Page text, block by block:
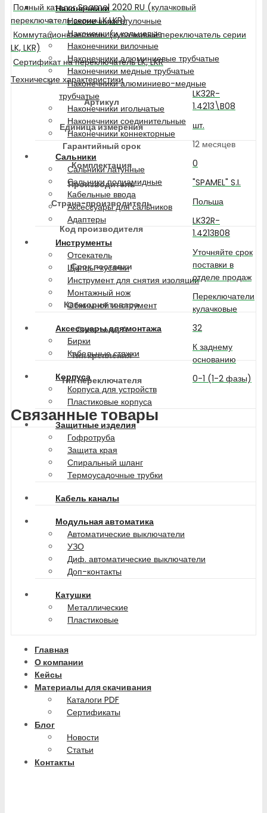
Наконечники
Наконечники втулочные
Наконечники кольцевые
Наконечники вилочные
Наконечники алюминиевые трубчатые
Наконечники медные трубчатые
Наконечники алюминиево-медные
трубчатые
Наконечники игольчатые
Наконечники соединительные
Наконечники коннекторные
Сальники
Сальники латунные
Сальники полиамидные
Кабельные ввода
Аксессуары для сальников
Адаптеры
Инструменты
Отсекатель
Щипцы-кусачки
Инструмент для снятия изоляции
Монтажный нож
Обжимной инструмент
Аксессуары для монтажа
Бирки
Кабельные стяжки
Корпуса
Корпуса для устройств
Пластиковые корпуса
Защитные изделия
Гофротруба
Защита края
Спиральный шланг
Термоусадочные трубки
Кабель каналы
Модульная автоматика
Автоматические выключатели
УЗО
Диф. автоматические выключатели
Доп-контакты
Катушки
Металлические
Пластиковые
Главная
О компании
Кейсы
Материалы для скачивания
Каталоги PDF
Сертификаты
Блог
Новости
Статьи
Контакты
Полный каталог Spamel 2020 RU (кулачковый
переключатель серии LK,LKR)
Коммутационныесхемы (кулачковый переключатель серии
LK, LKR)
Сертификат на переключатель LK, LKR
Технические характеристики
Артикул
LK32R-
1.4213\B08
Единица измерения
шт.
Гарантийный срок
12 месяцев
Комплектация
0
Производитель
"SPAMEL" S.I.
Страна-производитель
Польша
Код производителя
LK32R-
1.4213B08
Срок поставки
Уточняйте срок
поставки в
отделе продаж
Категория товара
Переключатели
кулачковые
Сила тока, А
32
Тип крепления
К заднему
основанию
Тип переключателя
0-1 (1-2 фазы)
Связанные товары